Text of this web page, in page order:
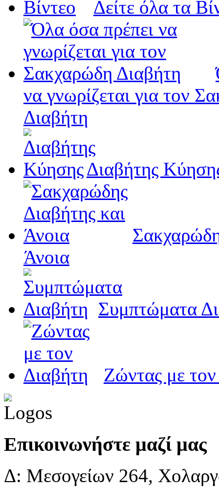
Δείτε όλα τα
να γνωρίζεται για τον
Διαβήτη
Διαβήτης
Άνοια
Συμπτώματα
Ζώντας με
Επικοινωνήστε μαζί μας
Δ: Μεσογείων 264,